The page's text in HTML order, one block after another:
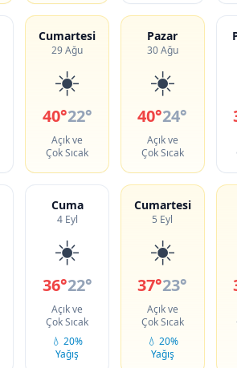
Cumartesi
29 Ağu
☀️
40°22°
Açık ve
Çok Sıcak
Pazar
30 Ağu
☀️
40°24°
Açık ve
Çok Sıcak
Cuma
4 Eyl
☀️
36°22°
Açık ve
Çok Sıcak
💧 20%
Yağış
Cumartesi
5 Eyl
☀️
37°23°
Açık ve
Çok Sıcak
💧 20%
Yağış